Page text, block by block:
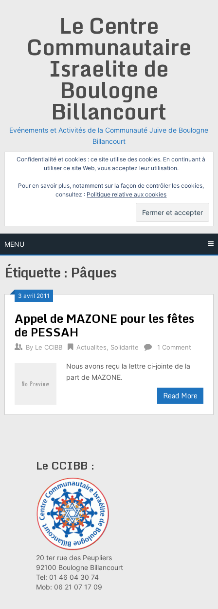
Le Centre
Communautaire
Israelite de
Boulogne
Billancourt
Evénements et Activités de la Communauté Juive de Boulogne
Billancourt
Confidentialité et cookies : ce site utilise des cookies. En continuant à
utiliser ce site Web, vous acceptez leur utilisation.
Pour en savoir plus, notamment sur la façon de contrôler les cookies,
consultez : Politique relative aux cookies
MENU
Étiquette : Pâques
3 avril 2011
Appel de MAZONE pour les fêtes
de PESSAH
By Le CCIBB Actualites Solidarite 1 Comment
Nous avons reçu la lettre ci-jointe de la
part de MAZONE.
Read More
Le CCIBB :
20 ter rue des Peupliers
92100 Boulogne Billancourt
Tel: 01 46 04 30 74
Mob: 06 21 07 17 09